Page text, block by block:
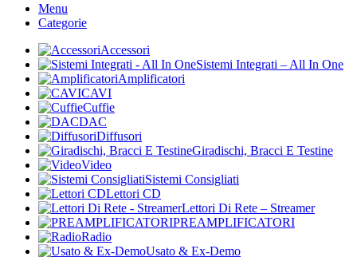
Menu
Categorie
Accessori
Sistemi Integrati – All In One
Amplificatori
CAVI
Cuffie
DAC
Diffusori
Giradischi, Bracci E Testine
Video
Sistemi Consigliati
Lettori CD
Lettori Di Rete – Streamer
PREAMPLIFICATORI
Radio
Usato & Ex-Demo